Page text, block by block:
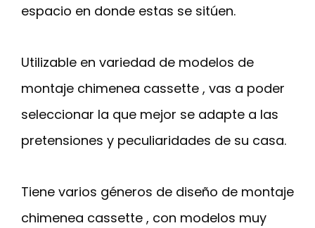
espacio en donde estas se sitúen.
Utilizable en variedad de modelos de
montaje chimenea cassette , vas a poder
seleccionar la que mejor se adapte a las
pretensiones y peculiaridades de su casa.
Tiene varios géneros de diseño de montaje
chimenea cassette , con modelos muy